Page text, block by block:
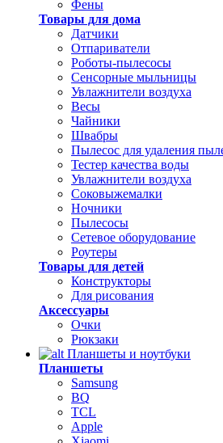
Фены
Товары для дома
Датчики
Отпариватели
Роботы-пылесосы
Сенсорные мыльницы
Увлажнители воздуха
Весы
Чайники
Швабры
Пылесос для удаления
Тестер качества воды
Увлажнители воздуха
Соковыжемалки
Ночники
Пылесосы
Сетевое оборудование
Роутеры
Товары для детей
Конструкторы
Для рисования
Аксессуары
Очки
Рюкзаки
Планшеты и ноутбуки
Планшеты
Samsung
BQ
TCL
Apple